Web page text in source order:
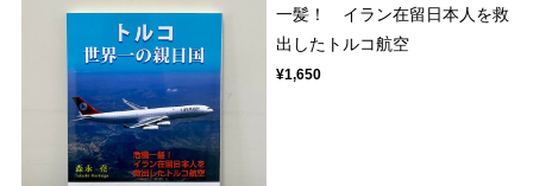
一髪！ イラン在留日本人を救
出したトルコ航空
¥1,650